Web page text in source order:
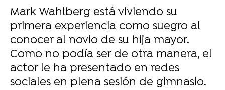
Mark Wahlberg está viviendo su
primera experiencia como suegro al
conocer al novio de su hija mayor.
Como no podía ser de otra manera, el
actor le ha presentado en redes
sociales en plena sesión de gimnasio.